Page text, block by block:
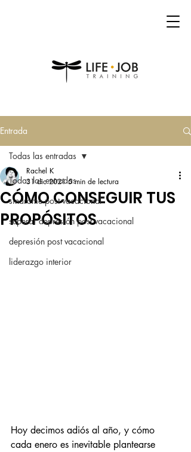
Entrada
Todas las entradas
sindrome post vacacional
superar depresión post vacacional
depresión post vacacional
liderazgo interior
Todas las entradas
CÓMO CONSEGUIR TUS
PROPÓSITOS
Rachel K
31 dic 2021 5 min de lectura
Hoy decimos adiós al año, y cómo
cada enero es inevitable plantearse